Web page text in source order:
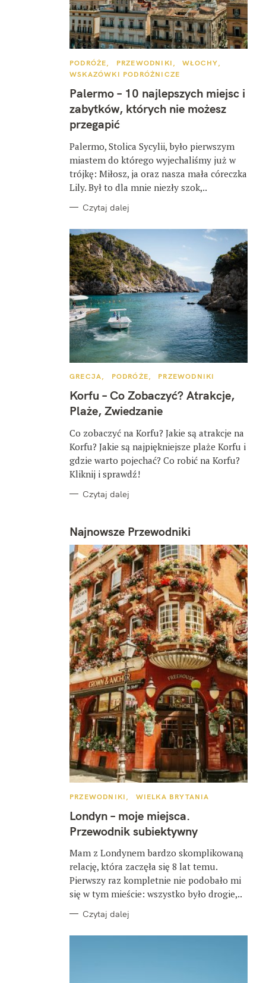
K
T
G
O
R
I
E
PODRÓŻE PRZEWODNIKI
WŁOCHY
WSKAZÓWKI PODRÓŻNICZE
Palermo – 10 najlepszych miejsc i
zabytków, których nie możesz
przegapić
Palermo, Stolica Sycylii, było pierwszym
miastem do którego wyjechaliśmy już w
trójkę: Miłosz, ja oraz nasza mała córeczka
Lily. Był to dla mnie niezły szok,..
Czytaj dalej
K
T
E
G
O
I
E
GRECJA PODRÓŻE PRZEWODNIKI
Korfu – Co Zobaczyć? Atrakcje,
Plaże, Zwiedzanie
Co zobaczyć na Korfu? Jakie są atrakcje na
Korfu? Jakie są najpiękniejsze plaże Korfu i
gdzie warto pojechać? Co robić na Korfu?
Kliknij i sprawdź!
Czytaj dalej
Najnowsze Przewodniki
K
T
E
G
O
I
E
PRZEWODNIKI WIELKA BRYTANIA
Londyn – moje miejsca.
Przewodnik subiektywny
Mam z Londynem bardzo skomplikowaną
relację, która zaczęła się 8 lat temu.
Pierwszy raz kompletnie nie podobało mi
się w tym mieście: wszystko było drogie,..
Czytaj dalej